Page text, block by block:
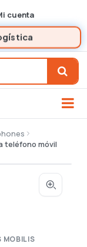
cuenta
teléfono móvil
MOBILIS